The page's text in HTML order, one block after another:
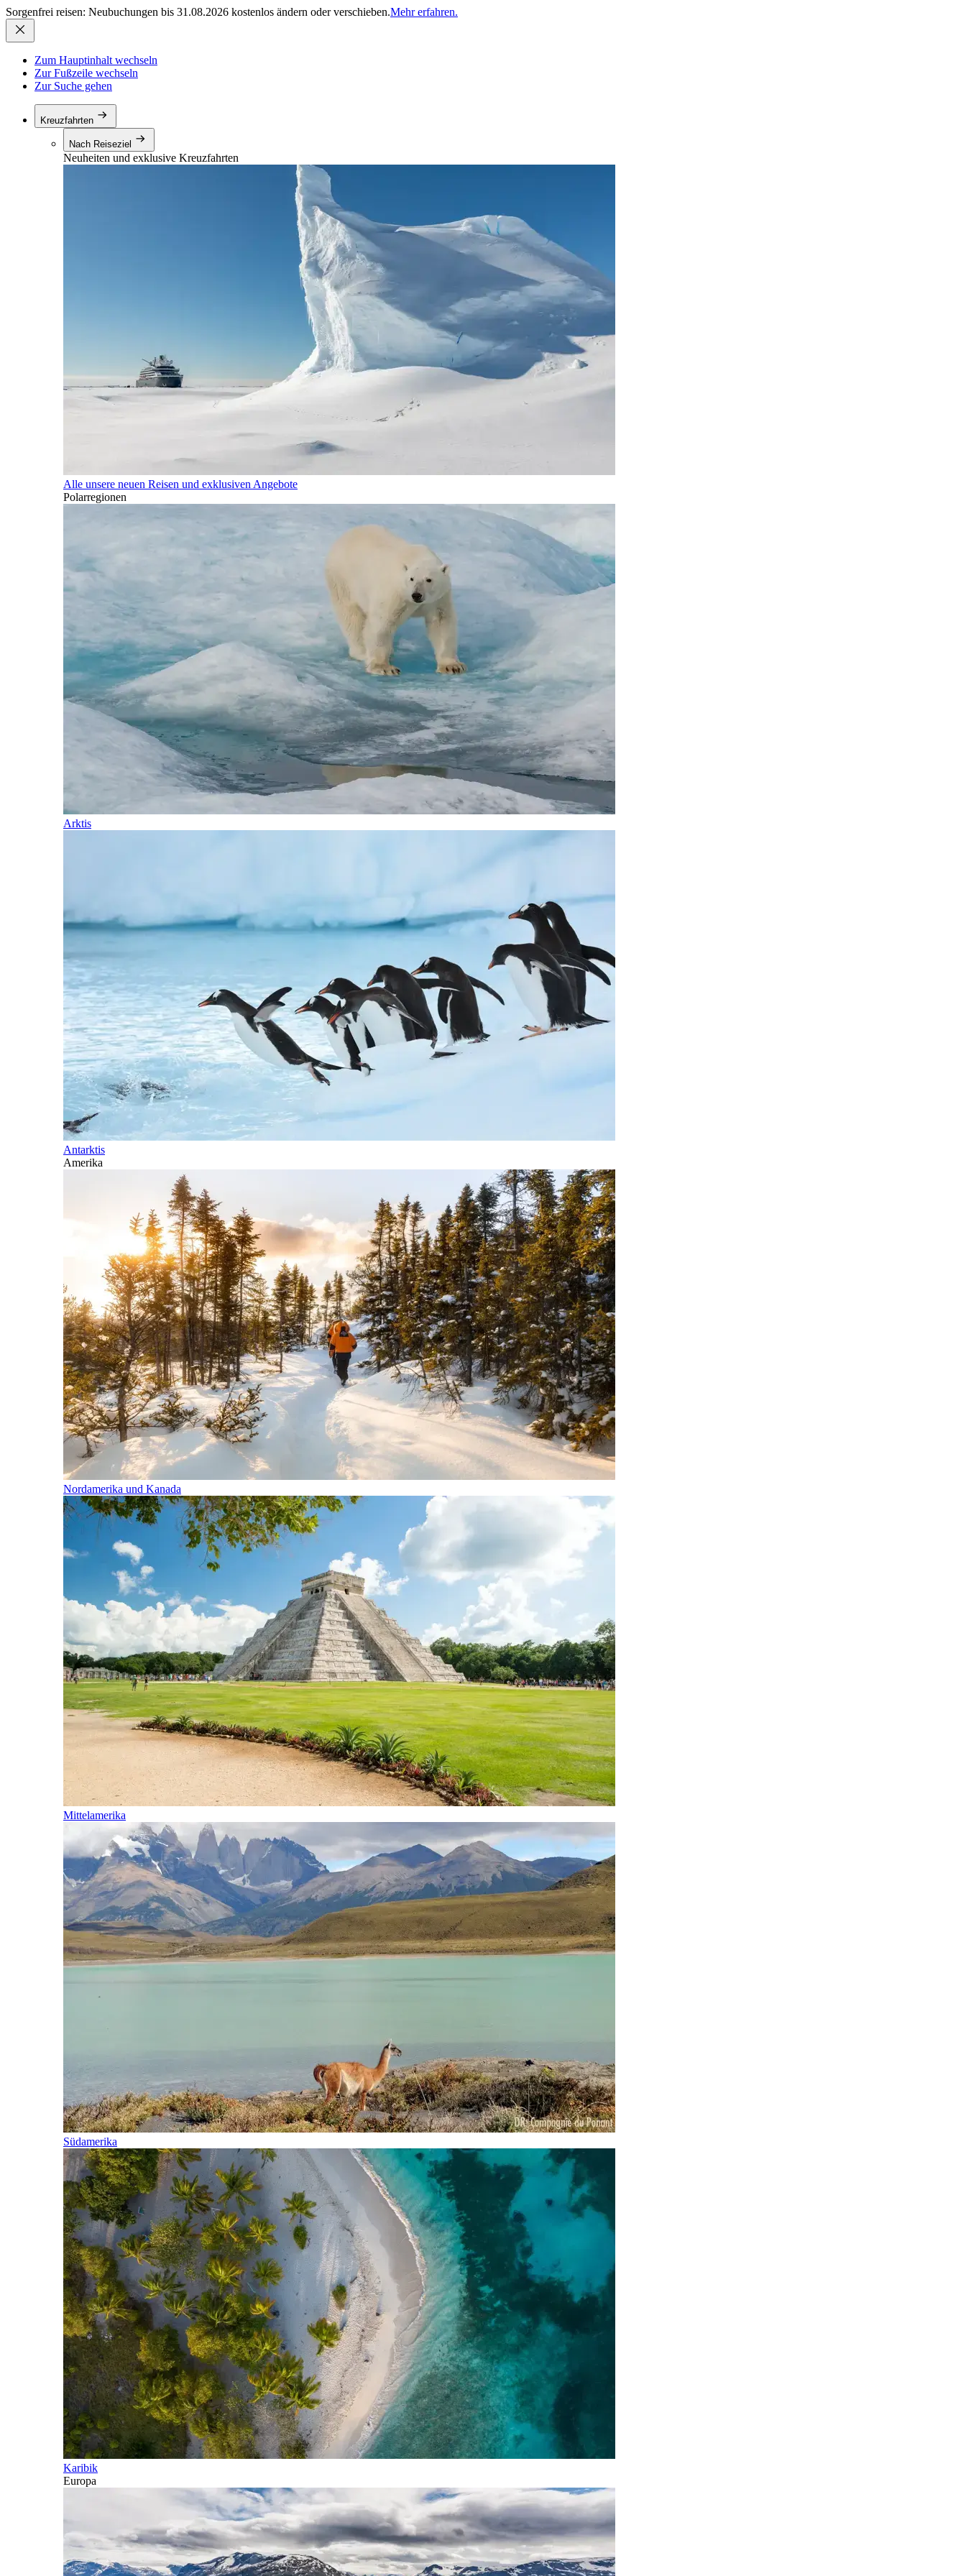
Sorgenfrei reisen: Neubuchungen bis 31.08.2026 kostenlos ändern oder verschieben.Mehr erfahren.
Zum Hauptinhalt wechseln
Zur Fußzeile wechseln
Zur Suche gehen
Kreuzfahrten
Nach Reiseziel
Neuheiten und exklusive Kreuzfahrten
Alle unsere neuen Reisen und exklusiven Angebote
Polarregionen
Arktis
Antarktis
Amerika
Nordamerika und Kanada
Mittelamerika
Südamerika
Karibik
Europa